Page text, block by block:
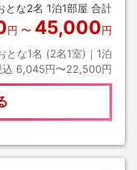
とな2名 1泊1部屋 合計
円 〜 45,000円
とな1名 (2名1室)｜ 1泊
6,045円〜22,500円